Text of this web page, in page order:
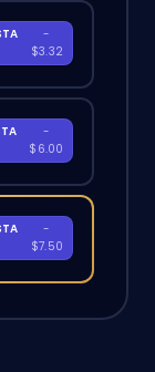
-
$3.32
-
$6.00
-
$7.50